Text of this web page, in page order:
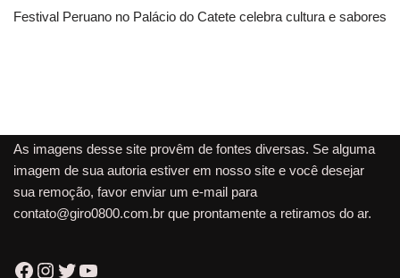
Festival Peruano no Palácio do Catete celebra cultura e sabores
As imagens desse site provêm de fontes diversas. Se alguma
imagem de sua autoria estiver em nosso site e você desejar
sua remoção, favor enviar um e-mail para
contato@giro0800.com.br que prontamente a retiramos do ar.